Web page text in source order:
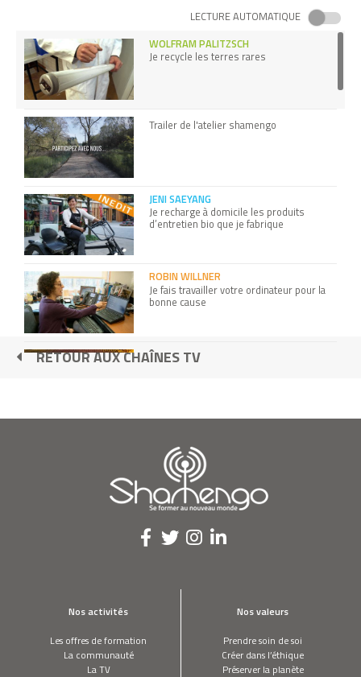
LECTURE AUTOMATIQUE
WOLFRAM PALITZSCH
Je recycle les terres rares
Trailer de l'atelier shamengo
JENI SAEYANG
Je recharge à domicile les produits
d’entretien bio que je fabrique
ROBIN WILLNER
Je fais travailler votre ordinateur pour la
bonne cause
Bordeaux, 50 nuances de vert
Ma banque ne prête pas de l’argent mais
des buffles
TAKAO FURUNO
pour rendre le riz meilleur
SHANE CHEN
déplacements individuels
Témoignage de Laura (Promo Bonheur)
RETOUR AUX CHAÎNES TV
Nos activités
Les offres de formation
La communauté
La TV
Nos valeurs
Prendre soin de soi
Créer dans l’éthique
Préserver la planète